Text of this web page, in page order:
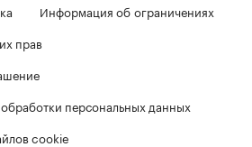
Информация об ограничениях
прав
персональных данных
cookie